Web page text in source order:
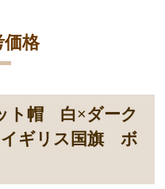
価格
ト帽 白×ダーク
ギリス国旗 ボ